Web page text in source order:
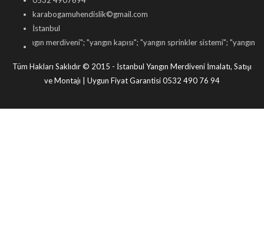
karabogamuhendislik©gmail.com
İstanbul
merdiveni"; "yangın kapısı"; "yangın sprinkler sistemi"; "yangın dolabı
Tüm Hakları Saklıdır © 2015 - İstanbul Yangın Merdiveni İmalatı, Satışı
ve Montajı | Uygun Fiyat Garantisi 0532 490 76 94